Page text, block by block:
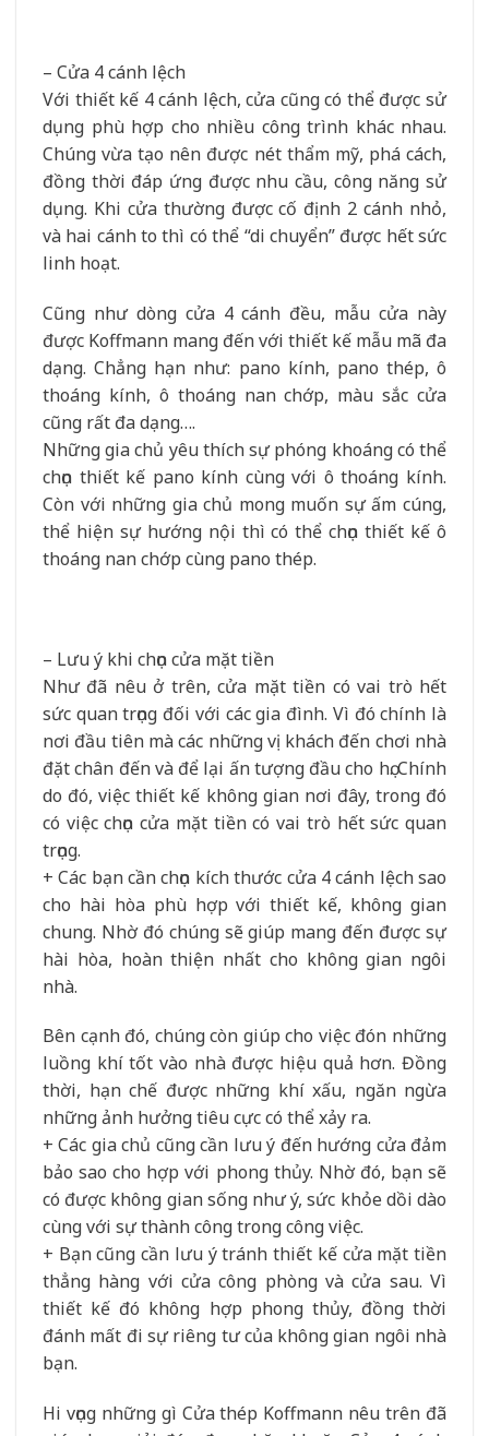
– Cửa 4 cánh lệch
Với thiết kế 4 cánh lệch, cửa cũng có thể được sử
dụng phù hợp cho nhiều công trình khác nhau.
Chúng vừa tạo nên được nét thẩm mỹ, phá cách,
đồng thời đáp ứng được nhu cầu, công năng sử
dụng. Khi cửa thường được cố định 2 cánh nhỏ,
và hai cánh to thì có thể “di chuyển” được hết sức
linh hoạt.
Cũng như dòng cửa 4 cánh đều, mẫu cửa này
được Koffmann mang đến với thiết kế mẫu mã đa
dạng. Chẳng hạn như: pano kính, pano thép, ô
thoáng kính, ô thoáng nan chớp, màu sắc cửa
cũng rất đa dạng….
Những gia chủ yêu thích sự phóng khoáng có thể
chọn thiết kế pano kính cùng với ô thoáng kính.
Còn với những gia chủ mong muốn sự ấm cúng,
thể hiện sự hướng nội thì có thể chọn thiết kế ô
thoáng nan chớp cùng pano thép.
– Lưu ý khi chọn cửa mặt tiền
Như đã nêu ở trên, cửa mặt tiền có vai trò hết
sức quan trọng đối với các gia đình. Vì đó chính là
nơi đầu tiên mà các những vị khách đến chơi nhà
đặt chân đến và để lại ấn tượng đầu cho họ. Chính
do đó, việc thiết kế không gian nơi đây, trong đó
có việc chọn cửa mặt tiền có vai trò hết sức quan
trọng.
+ Các bạn cần chọn kích thước cửa 4 cánh lệch sao
cho hài hòa phù hợp với thiết kế, không gian
chung. Nhờ đó chúng sẽ giúp mang đến được sự
hài hòa, hoàn thiện nhất cho không gian ngôi
nhà.
Bên cạnh đó, chúng còn giúp cho việc đón những
luồng khí tốt vào nhà được hiệu quả hơn. Đồng
thời, hạn chế được những khí xấu, ngăn ngừa
những ảnh hưởng tiêu cực có thể xảy ra.
+ Các gia chủ cũng cần lưu ý đến hướng cửa đảm
bảo sao cho hợp với phong thủy. Nhờ đó, bạn sẽ
có được không gian sống như ý, sức khỏe dồi dào
cùng với sự thành công trong công việc.
+ Bạn cũng cần lưu ý tránh thiết kế cửa mặt tiền
thẳng hàng với cửa công phòng và cửa sau. Vì
thiết kế đó không hợp phong thủy, đồng thời
đánh mất đi sự riêng tư của không gian ngôi nhà
bạn.
Hi vọng những gì Cửa thép Koffmann nêu trên đã